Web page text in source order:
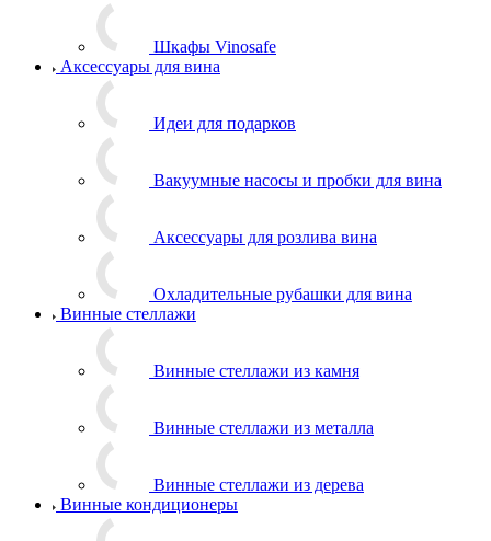
Шкафы Vinosafe
Аксессуары для вина
Идеи для подарков
Вакуумные насосы и пробки для вина
Аксессуары для розлива вина
Охладительные рубашки для вина
Винные стеллажи
Винные стеллажи из камня
Винные стеллажи из металла
Винные стеллажи из дерева
Винные кондиционеры